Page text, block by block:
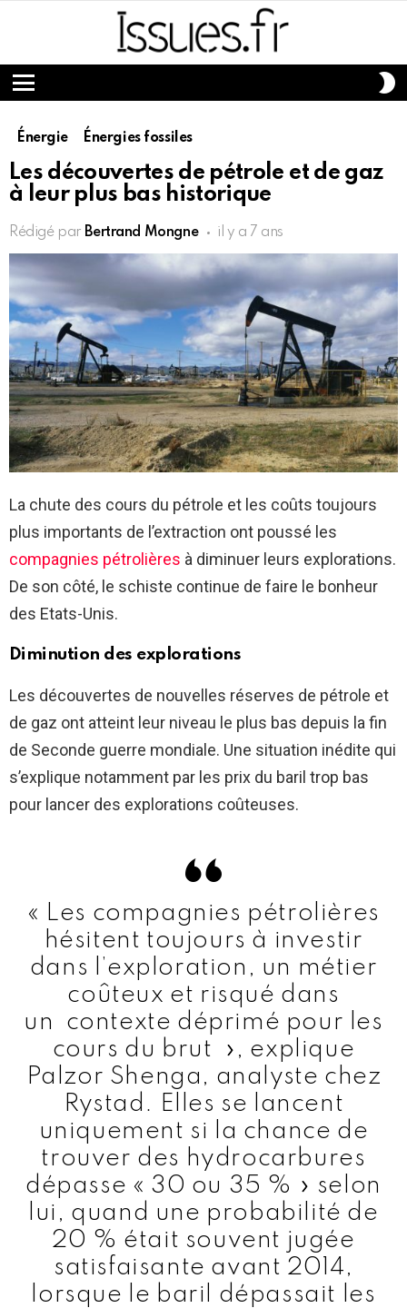
Menu
Énergie Énergies fossiles
Les découvertes de pétrole et de gaz
à leur plus bas historique
Rédigé par Bertrand Mongne il y a 7 ans
La chute des cours du pétrole et les coûts toujours
plus importants de l’extraction ont poussé les
compagnies pétrolières à diminuer leurs explorations.
De son côté, le schiste continue de faire le bonheur
des Etats-Unis.
Diminution des explorations
Les découvertes de nouvelles réserves de pétrole et
de gaz ont atteint leur niveau le plus bas depuis la fin
de Seconde guerre mondiale. Une situation inédite qui
s’explique notamment par les prix du baril trop bas
pour lancer des explorations coûteuses.
« Les compagnies pétrolières
hésitent toujours à investir
dans l’exploration, un métier
coûteux et risqué dans
un contexte déprimé pour les
cours du brut », explique
Palzor Shenga, analyste chez
Rystad. Elles se lancent
uniquement si la chance de
trouver des hydrocarbures
dépasse « 30 ou 35 % » selon
lui, quand une probabilité de
20 % était souvent jugée
satisfaisante avant 2014,
lorsque le baril dépassait les